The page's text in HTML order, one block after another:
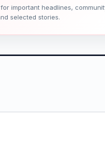
important headlines,
selected stories.